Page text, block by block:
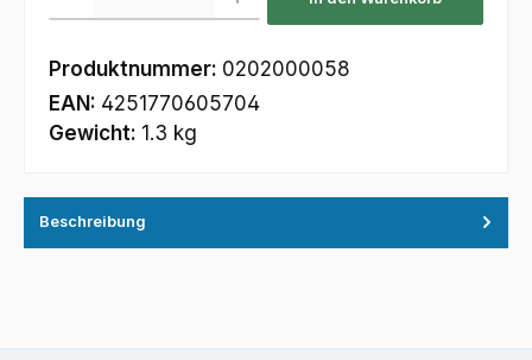
Produktnummer: 0202000058
EAN: 4251770605704
Gewicht: 1.3 kg
Beschreibung